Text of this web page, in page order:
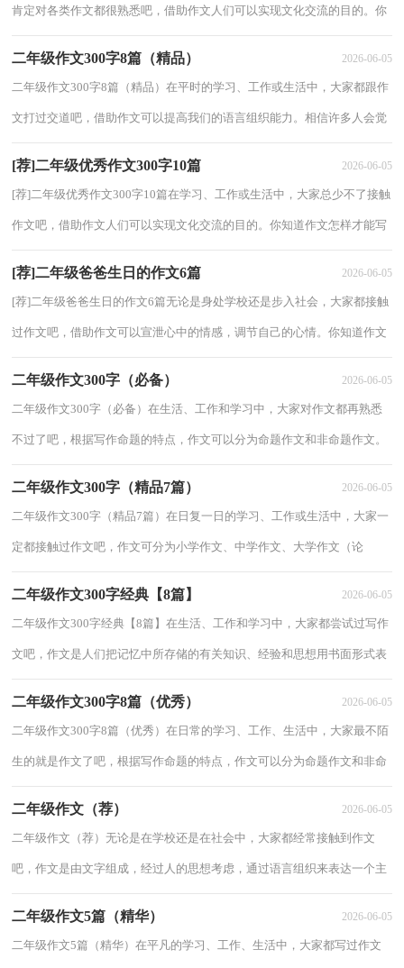
肯定对各类作文都很熟悉吧，借助作文人们可以实现文化交流的目的。你
二年级作文300字8篇（精品） 2026-06-05
二年级作文300字8篇（精品）在平时的学习、工作或生活中，大家都跟作
文打过交道吧，借助作文可以提高我们的语言组织能力。相信许多人会觉
[荐]二年级优秀作文300字10篇 2026-06-05
[荐]二年级优秀作文300字10篇在学习、工作或生活中，大家总少不了接触
作文吧，借助作文人们可以实现文化交流的目的。你知道作文怎样才能写
[荐]二年级爸爸生日的作文6篇 2026-06-05
[荐]二年级爸爸生日的作文6篇无论是身处学校还是步入社会，大家都接触
过作文吧，借助作文可以宣泄心中的情感，调节自己的心情。你知道作文
二年级作文300字（必备） 2026-06-05
二年级作文300字（必备）在生活、工作和学习中，大家对作文都再熟悉
不过了吧，根据写作命题的特点，作文可以分为命题作文和非命题作文。
二年级作文300字（精品7篇） 2026-06-05
二年级作文300字（精品7篇）在日复一日的学习、工作或生活中，大家一
定都接触过作文吧，作文可分为小学作文、中学作文、大学作文（论
二年级作文300字经典【8篇】 2026-06-05
二年级作文300字经典【8篇】在生活、工作和学习中，大家都尝试过写作
文吧，作文是人们把记忆中所存储的有关知识、经验和思想用书面形式表
二年级作文300字8篇（优秀） 2026-06-05
二年级作文300字8篇（优秀）在日常的学习、工作、生活中，大家最不陌
生的就是作文了吧，根据写作命题的特点，作文可以分为命题作文和非命
二年级作文（荐） 2026-06-05
二年级作文（荐）无论是在学校还是在社会中，大家都经常接触到作文
吧，作文是由文字组成，经过人的思想考虑，通过语言组织来表达一个主
二年级作文5篇（精华） 2026-06-05
二年级作文5篇（精华）在平凡的学习、工作、生活中，大家都写过作文